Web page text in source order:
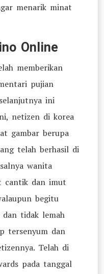
menarik minat
Online
memberikan
pujian
ini
netizen di korea
gambar berupa
telah berhasil di
wanita
cantik dan imut
begitu
tidak lemah
tersenyum dan
Telah di
pada tanggal